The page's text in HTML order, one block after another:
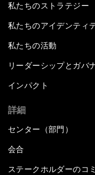
私たちのストラテジー
私たちのアイデンティ
私たちの活動
リーダーシップとガバ
インパクト
詳細
センター（部門）
会合
ステークホルダーのコ